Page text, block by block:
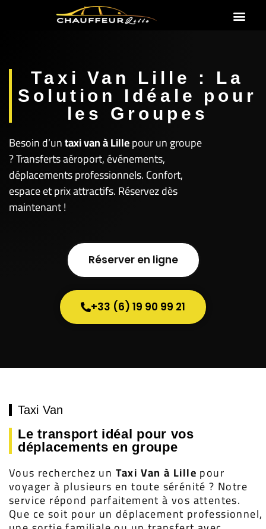
Taxi Van Lille : La
Solution Idéale pour
les Groupes
Besoin d’untaxi van à Lillepour un groupe
? Transferts aéroport, événements,
déplacements professionnels. Confort,
espace et prix attractifs. Réservez dès
maintenant !
Réserver en ligne
+33 (6) 19 90 99 21
Taxi Van
Le transport idéal pour vos
déplacements en groupe
Vous recherchez un Taxi Van à Lille pour
voyager à plusieurs en toute sérénité ? Notre
service répond parfaitement à vos attentes.
Que ce soit pour un déplacement professionnel,